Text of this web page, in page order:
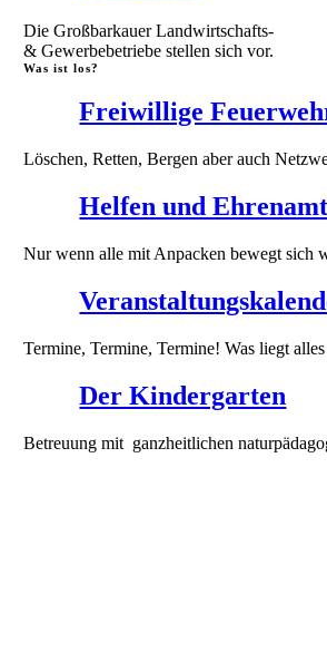
Die Großbarkauer Landwirtschafts-
& Gewerbebetriebe stellen sich vor.
Was ist los?
Freiwillige
Löschen, Retten, Bergen aber auch
Helfen und Ehrenamt
Nur wenn alle mit Anpacken bewegt sich
Termine, Termine, Termine! Was liegt
Der Kindergarten
Betreuung mit ganzheitlichen